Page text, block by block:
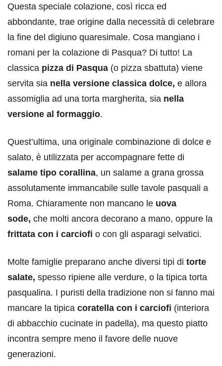
Questa speciale colazione, così ricca ed
abbondante, trae origine dalla necessità di celebrare
la fine del digiuno quaresimale. Cosa mangiano i
romani per la colazione di Pasqua? Di tutto! La
classica pizza di Pasqua (o pizza sbattuta) viene
servita sia nella versione classica dolce, e allora
assomiglia ad una torta margherita, sia nella
versione al formaggio.
Quest’ultima, una originale combinazione di dolce e
salato, è utilizzata per accompagnare fette di
salame tipo corallina, un salame a grana grossa
assolutamente immancabile sulle tavole pasquali a
Roma. Chiaramente non mancano le uova
sode, che molti ancora decorano a mano, oppure la
frittata con i carciofi o con gli asparagi selvatici.
Molte famiglie preparano anche diversi tipi di torte
salate, spesso ripiene alle verdure, o la tipica torta
pasqualina. I puristi della tradizione non si fanno mai
mancare la tipica coratella con i carciofi (interiora
di abbacchio cucinate in padella), ma questo piatto
incontra sempre meno il favore delle nuove
generazioni.